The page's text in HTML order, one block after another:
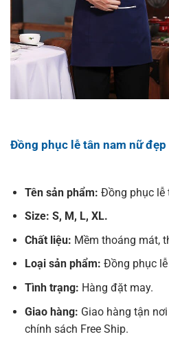
Đồng phục lễ tân nam nữ đẹp
Tên sản phẩm: Đồng phục lễ
Size: S, M, L, XL.
Chất liệu: Mềm thoáng mát,
Loại sản phẩm: Đồng phục
Tình trạng: Hàng đặt may.
Giao hàng: Giao hàng tận
chính sách Free Ship.